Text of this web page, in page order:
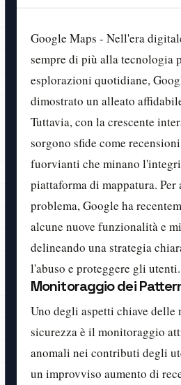
Google Maps - Nell'era
sempre di più alla tecnologia
esplorazioni quotidiane,
dimostrato un alleato
Tuttavia, con la crescente
sorgono sfide come
fuorvianti che minano
piattaforma di mappatura. Per
problema, Google ha
alcune nuove funzionalità e
delineando una strategia
l'abuso e proteggere gli utenti.
Monitoraggio dei
Uno degli aspetti chiave delle
sicurezza è il monitoraggio
anomali nei contributi degli
un improvviso aumento di